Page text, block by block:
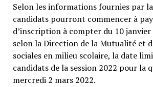
Selon les informations fournies par la
candidats pourront commencer à
d’inscription à compter du 10 janvier
selon la Direction de la Mutualité et
sociales en milieu scolaire, la date
candidats de la session 2022 pour la
mercredi 2 mars 2022.